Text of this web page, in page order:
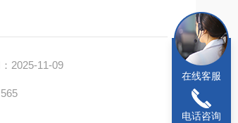
2025-11-09
在线客服
电话咨询